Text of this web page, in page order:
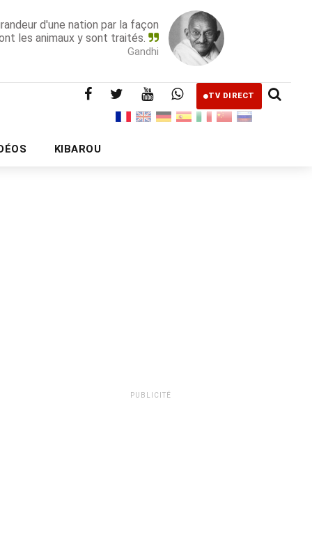
d'une nation par la façon
les animaux y sont traités.
Gandhi
TV DIRECT
KIBAROU
PUBLICITÉ